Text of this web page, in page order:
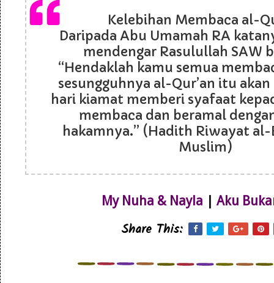
Kelebihan Membaca al-
Daripada Abu Umamah RA
mendengar Rasulullah SAW
“Hendaklah kamu semua
sesungguhnya al-Qur’an itu
hari kiamat memberi syafaat
membaca dan beramal
hakamnya.” (Hadith Riwayat
Muslim)
My Nuha & Nayla | Aku
Share This: